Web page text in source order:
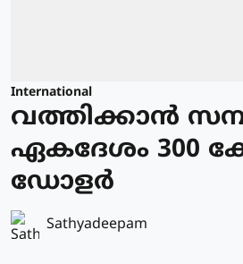
International
വത്തിക്കാന്‍
ഏകദേശം 300
ഡോളര്‍
Sathyadeepam